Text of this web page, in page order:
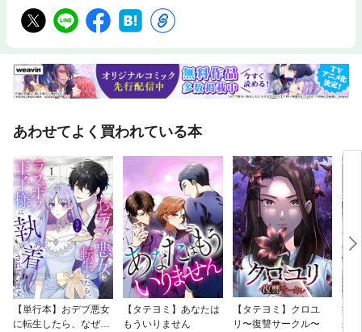
あわせてよく買われている本
【単行本】おデブ悪女
に転生したら、なぜか
【タテヨミ】あなたは
もういりません
【タテヨミ】クロユ
リ〜復讐サークル〜
病
が